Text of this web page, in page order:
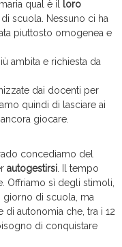
qual è illoro
scuola. Nessuno ci ha
piuttosto omogenea e
ambita e richiesta da
dai docenti per
quindi di lasciare ai
giocare.
concediamo del
autogestirsi. Il tempo
Offriamo sì degli stimoli,
giorno di scuola, ma
autonomia che, tra i 12
di conquistare